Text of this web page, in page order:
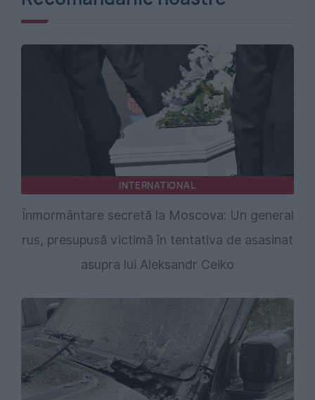
INTERNATIONAL
Înmormântare secretă la Moscova: Un general
rus, presupusă victimă în tentativa de asasinat
asupra lui Aleksandr Ceiko